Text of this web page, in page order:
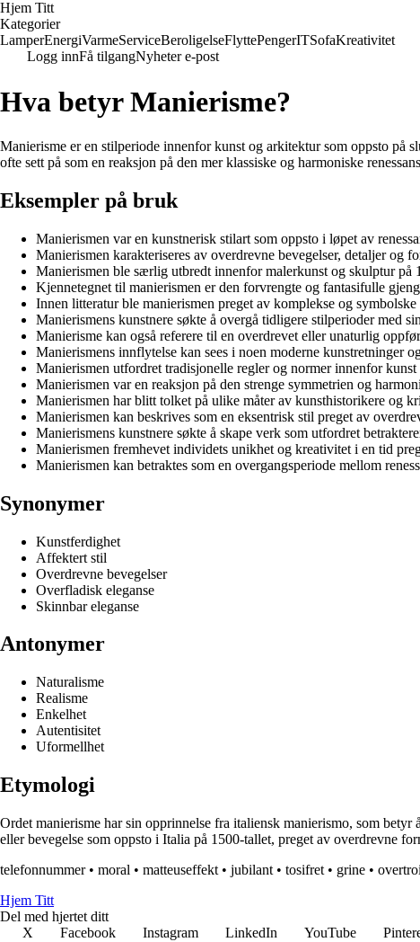
Hjem Titt
Kategorier
LamperEnergiVarmeServiceBeroligelseFlyttePengerITSofaKreativitet
Logg innFå tilgangNyheter e-post
Hva betyr Manierisme?
Manierisme er en stilperiode innenfor kunst og arkitektur som oppsto på
ofte sett på som en reaksjon på den mer klassiske og harmoniske
Eksempler på bruk
Manierismen var en kunstnerisk stilart som oppsto i løpet av
Manierismen karakteriseres av overdrevne bevegelser, detaljer og
Manierismen ble særlig utbredt innenfor malerkunst og skulptur på
Kjennetegnet til manierismen er den forvrengte og fantasifulle
Innen litteratur ble manierismen preget av komplekse og
Manierismens kunstnere søkte å overgå tidligere stilperioder med
Manierisme kan også referere til en overdrevet eller unaturlig
Manierismens innflytelse kan sees i noen moderne kunstretninger
Manierismen utfordret tradisjonelle regler og normer innenfor
Manierismen var en reaksjon på den strenge symmetrien og
Manierismen har blitt tolket på ulike måter av kunsthistorikere og
Manierismen kan beskrives som en eksentrisk stil preget av
Manierismens kunstnere søkte å skape verk som utfordret
Manierismen fremhevet individets unikhet og kreativitet i en tid
Manierismen kan betraktes som en overgangsperiode mellom
Synonymer
Kunstferdighet
Affektert stil
Overdrevne bevegelser
Overfladisk eleganse
Skinnbar eleganse
Antonymer
Naturalisme
Realisme
Enkelhet
Autentisitet
Uformellhet
Etymologi
Ordet manierisme har sin opprinnelse fra italiensk manierismo, som
eller bevegelse som oppsto i Italia på 1500-tallet, preget av overdrevne
telefonnummer• moral • matteuseffekt • jubilant • tosifret • grine •
Hjem Titt
Del med hjertet ditt
X
Facebook Instagram LinkedIn YouTube